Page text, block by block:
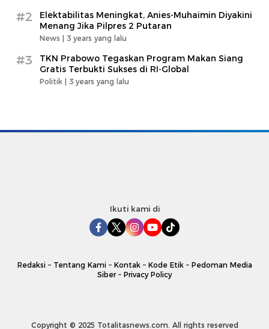
#2
Elektabilitas Meningkat, Anies-Muhaimin Diyakini
Menang Jika Pilpres 2 Putaran
News | 3 years yang lalu
#3
TKN Prabowo Tegaskan Program Makan Siang
Gratis Terbukti Sukses di RI-Global
Politik | 3 years yang lalu
Ikuti kami di
Redaksi – Tentang Kami – Kontak– Kode Etik– Pedoman Media
Siber– Privacy Policy
Copyright © 2025 Totalitasnews.com. All rights reserved